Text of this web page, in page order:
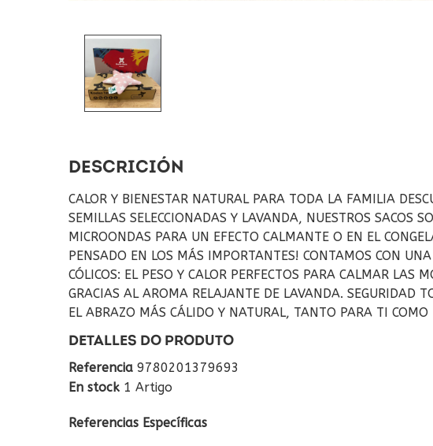
DESCRICIÓN
CALOR Y BIENESTAR NATURAL PARA TODA LA FAMILIA
SEMILLAS SELECCIONADAS Y LAVANDA, NUESTROS SACOS
MICROONDAS PARA UN EFECTO CALMANTE O EN EL
PENSADO EN LOS MÁS IMPORTANTES! CONTAMOS CON
CÓLICOS: EL PESO Y CALOR PERFECTOS PARA CALMAR LAS
GRACIAS AL AROMA RELAJANTE DE LAVANDA. SEGURIDAD
EL ABRAZO MÁS CÁLIDO Y NATURAL, TANTO PARA TI COMO
DETALLES DO PRODUTO
Referencia 9780201379693
En stock 1 Artigo
Referencias Específicas